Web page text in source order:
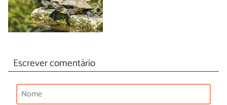
Escrever comentário